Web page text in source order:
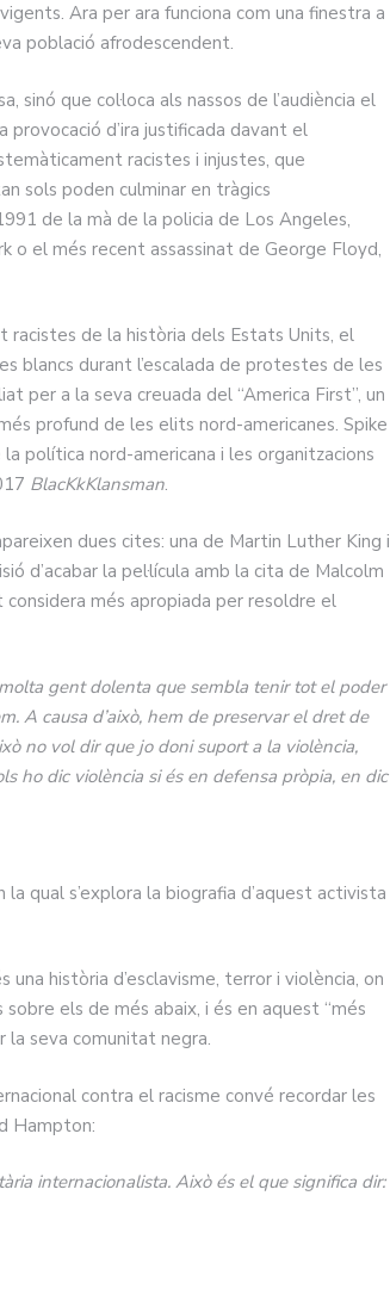
Ara per ara funciona com una finestra a
població afrodescendent.
sinó que col·loca als nassos de l’audiència el
provocació d’ira justificada davant el
racistes i injustes, que
sols poden culminar en tràgics
de la mà de la policia de Los Angeles,
o el més recent assassinat de George Floyd,
racistes de la història dels Estats Units, el
blancs durant l’escalada de protestes de les
per a la seva creuada del “America First”, un
profund de les elits nord-americanes. Spike
política nord-americana i les organitzacions
BlacKkKlansman.
dues cites: una de Martin Luther King i
d’acabar la pel·lícula amb la cita de Malcolm
més apropiada per resoldre el
gent dolenta que sembla tenir tot el poder
A causa d’això, hem de preservar el dret de
no vol dir que jo doni suport a la violència,
ho dic violència si és en defensa pròpia, en dic
la qual s’explora la biografia d’aquest activista
història d’esclavisme, terror i violència, on
els de més abaix, i és en aquest “més
la seva comunitat negra.
contra el racisme convé recordar les
Hampton:
internacionalista. Això és el que significa dir: